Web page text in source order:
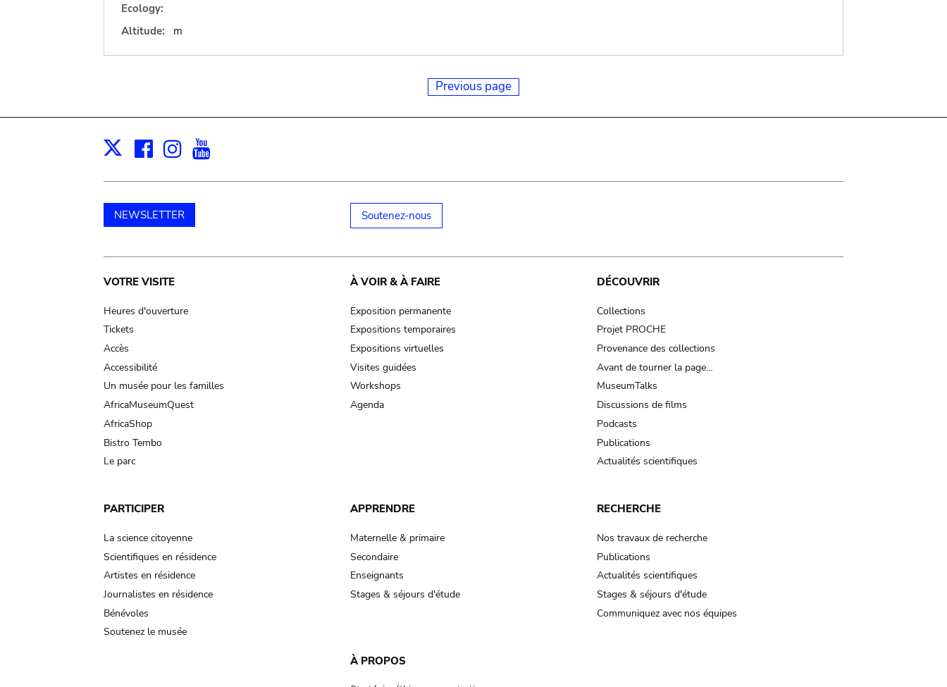
Ecology:
Altitude:
m
Previous page
X Facebook
Instagram
NEWSLETTER Soutenez-nous
Main
navigation
VOTRE VISITE
Heures d'ouverture
Tickets
Accès
Accessibilité
Un musée pour les familles
AfricaMuseumQuest
AfricaShop
Bistro Tembo
Le parc
À VOIR & À FAIRE
Exposition permanente
Expositions temporaires
Expositions virtuelles
Visites guidées
Workshops
Agenda
DÉCOUVRIR
Collections
Projet PROCHE
Provenance des collections
Avant de tourner la page…
MuseumTalks
Discussions de films
Podcasts
Publications
Actualités scientifiques
PARTICIPER
La science citoyenne
Scientifiques en résidence
Artistes en résidence
Journalistes en résidence
Bénévoles
Soutenez le musée
APPRENDRE
Maternelle & primaire
Secondaire
Enseignants
Stages & séjours d'étude
RECHERCHE
Nos travaux de recherche
Publications
Actualités scientifiques
Stages & séjours d'étude
Communiquez avec nos équipes
À PROPOS